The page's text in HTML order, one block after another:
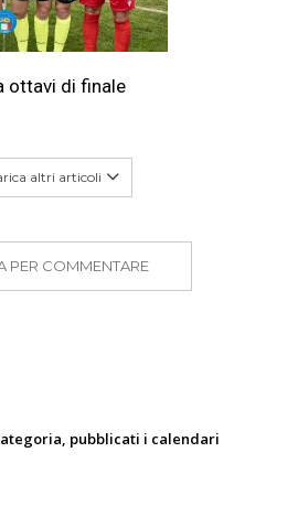
ottavi di finale
altri articoli
PER COMMENTARE
pubblicati i calendari